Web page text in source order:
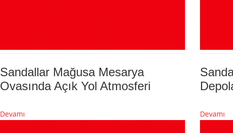
Sandallar Mağusa Mesarya
Ovasında Açık Yol Atmosferi
Devamı Devamı